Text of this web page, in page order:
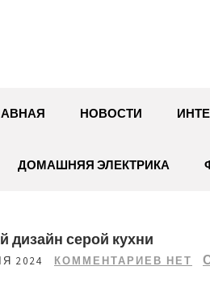
НОВОСТИ
ДОМАШНЯЯ ЭЛЕКТРИКА
дизайн серой кухни
2024 КОММЕНТАРИЕВ НЕТ